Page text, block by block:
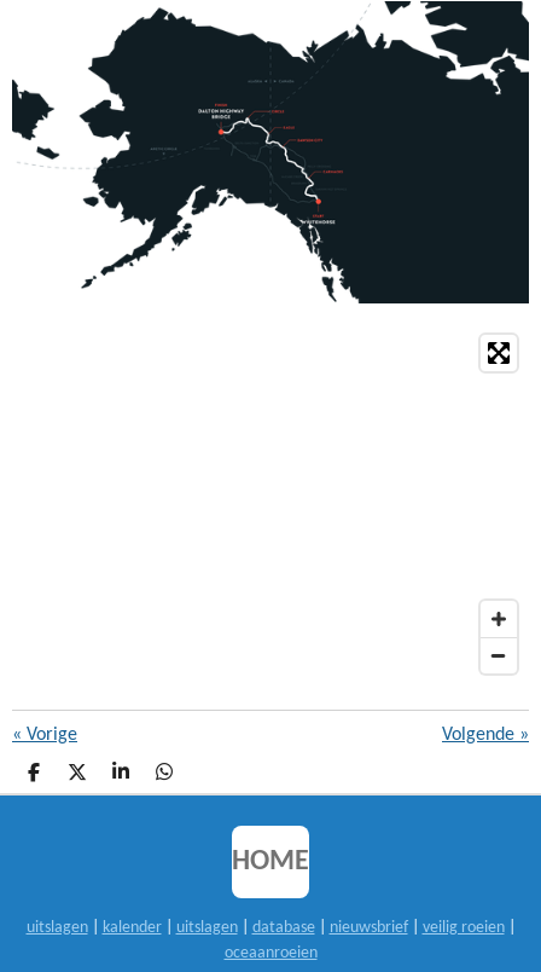
« Vorige Volgende »
D
E
D
E
S
H
D
E
HOME
uitslagen| kalender| uitslagen| database| nieuwsbrief| veilig roeien|
oceaanroeien